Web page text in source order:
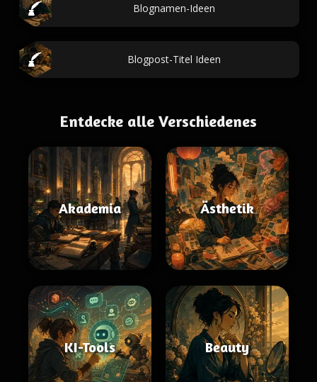
Blognamen-Ideen
Blogpost-Titel Ideen
Entdecke alle Verschiedenes
Akademia Ästhetik
KI-Tools Beauty